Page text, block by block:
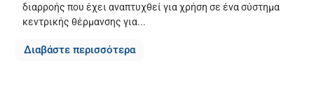
διαρροής που έχει αναπτυχθεί για χρήση σε ένα σύστημα
κεντρικής θέρμανσης για...
Διαβάστε περισσότερα